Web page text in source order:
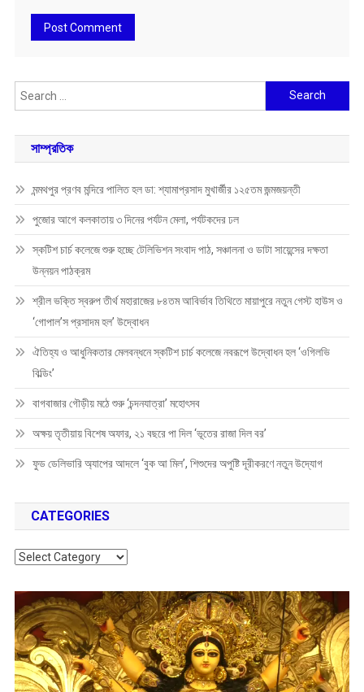
Search
for:
সাম্প্রতিক
মন্মথপুর প্রণব মন্দিরে পালিত হল ডা: শ্যামাপ্রসাদ মুখার্জীর ১২৫তম জন্মজয়ন্তী
পুজোর আগে কলকাতায় ৩ দিনের পর্যটন মেলা, পর্যটকদের ঢল
স্কটিশ চার্চ কলেজে শুরু হচ্ছে টেলিভিশন সংবাদ পাঠ, সঞ্চালনা ও ডাটা সায়েন্সের দক্ষতা
উন্নয়ন পাঠক্রম
শ্রীল ভক্তি স্বরুপ তীর্থ মহারাজের ৮৪তম আবির্ভাব তিথিতে মায়াপুরে নতুন গেস্ট হাউস ও
‘গোপাল’স প্রসাদম হল’ উদ্বোধন
ঐতিহ্য ও আধুনিকতার মেলবন্ধনে স্কটিশ চার্চ কলেজে নবরূপে উদ্বোধন হল ‘ওগিলভি
বিল্ডিং’
বাগবাজার গৌড়ীয় মঠে শুরু ‘চন্দনযাত্রা’ মহোৎসব
অক্ষয় তৃতীয়ায় বিশেষ অফার, ২১ বছরে পা দিল ‘ভূতের রাজা দিল বর’
ফুড ডেলিভারি অ্যাপের আদলে ‘বুক আ মিল’, শিশুদের অপুষ্টি দূরীকরণে নতুন উদ্যোগ
CATEGORIES
Categories